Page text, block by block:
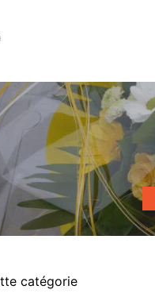
catégorie